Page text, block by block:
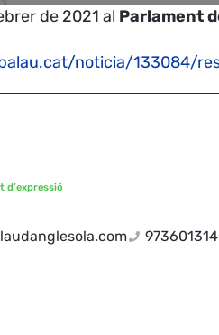
de 2021 al Parlament
noticia/133084/
d’expressió
973601314